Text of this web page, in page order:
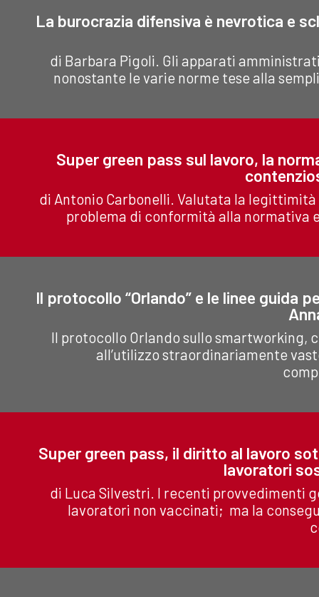
La burocrazia difensiva è nevrotica e
di Barbara Pigoli. Gli apparati
nonostante le varie norme tese alla
Super green pass sul lavoro, la
di Antonio Carbonelli. Valutata la legittimità
problema di conformità alla normativa
Il protocollo “Orlando” e le linee guida
Il protocollo Orlando sullo smartworking,
all’utilizzo straordinariamente
Super green pass, il diritto al lavoro
lavoratori
di Luca Silvestri. I recenti provvedimenti
lavoratori non vaccinati; ma la